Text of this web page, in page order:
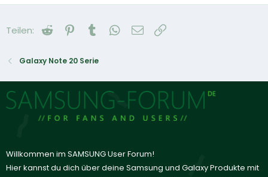
Teilen: Reddit Pinterest
Tumblr WhatsApp
E-Mail
Galaxy Note 20 Serie
Willkommen im SAMSUNG User Forum!
Hier kannst du dich über deine Samsung und Galaxy Produkte mit